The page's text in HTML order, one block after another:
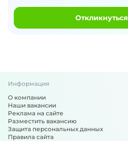
Откликнуться
Информация
О компании
Наши вакансии
Реклама на сайте
Разместить вакансию
Защита персональных данных
Правила сайта